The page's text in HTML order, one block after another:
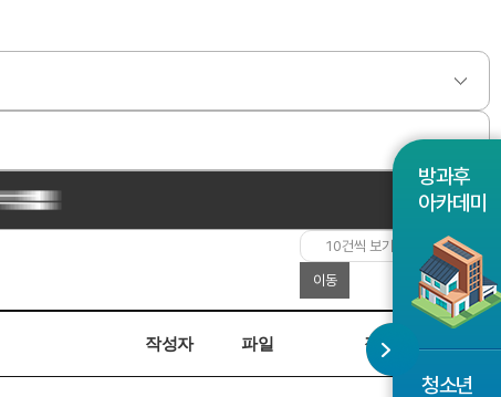
방과후
아카데미
청소년
이동
작성자 파일 작성일